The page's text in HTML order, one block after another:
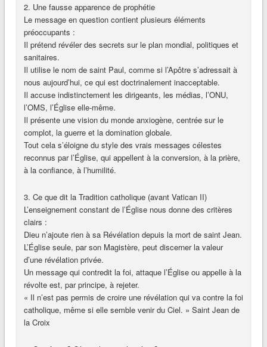
2. Une fausse apparence de prophétie
Le message en question contient plusieurs éléments
préoccupants :
Il prétend révéler des secrets sur le plan mondial, politiques et
sanitaires.
Il utilise le nom de saint Paul, comme si l’Apôtre s’adressait à
nous aujourd’hui, ce qui est doctrinalement inacceptable.
Il accuse indistinctement les dirigeants, les médias, l’ONU,
l’OMS, l’Église elle-même.
Il présente une vision du monde anxiogène, centrée sur le
complot, la guerre et la domination globale.
Tout cela s’éloigne du style des vrais messages célestes
reconnus par l’Église, qui appellent à la conversion, à la prière,
à la confiance, à l’humilité.
3. Ce que dit la Tradition catholique (avant Vatican II)
L’enseignement constant de l’Église nous donne des critères
clairs :
Dieu n’ajoute rien à sa Révélation depuis la mort de saint Jean.
L’Église seule, par son Magistère, peut discerner la valeur
d’une révélation privée.
Un message qui contredit la foi, attaque l’Église ou appelle à la
révolte est, par principe, à rejeter.
« Il n’est pas permis de croire une révélation qui va contre la foi
catholique, même si elle semble venir du Ciel. » Saint Jean de
la Croix